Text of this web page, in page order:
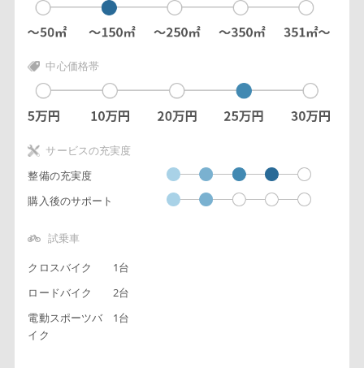
中心価格帯
サービスの充実度
整備の充実度
購入後のサポート
試乗車
クロスバイク
1台
ロードバイク
2台
電動スポーツバ
イク
1台